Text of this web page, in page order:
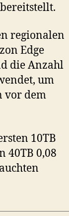
regionalen
Edge
die Anzahl
um
vor dem
10TB
40TB 0,08